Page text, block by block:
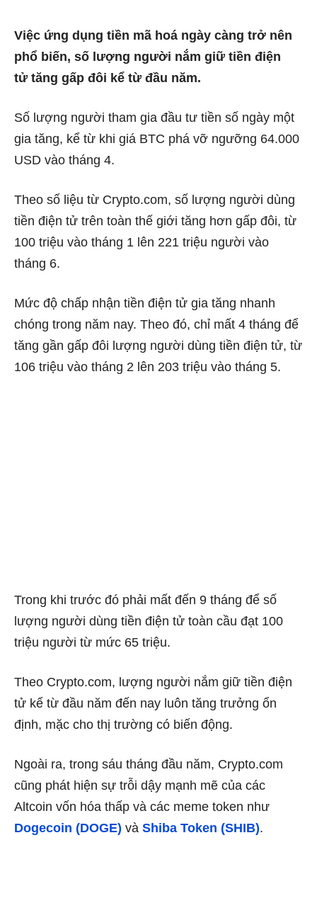
Việc ứng dụng tiền mã hoá ngày càng trở nên
phổ biến, số lượng người nắm giữ tiền điện
tử tăng gấp đôi kể từ đầu năm.
Số lượng người tham gia đầu tư tiền số ngày một
gia tăng, kể từ khi giá BTC phá vỡ ngưỡng 64.000
USD vào tháng 4.
Theo số liệu từ Crypto.com, số lượng người dùng
tiền điện tử trên toàn thế giới tăng hơn gấp đôi, từ
100 triệu vào tháng 1 lên 221 triệu người vào
tháng 6.
Mức độ chấp nhận tiền điện tử gia tăng nhanh
chóng trong năm nay. Theo đó, chỉ mất 4 tháng để
tăng gần gấp đôi lượng người dùng tiền điện tử, từ
106 triệu vào tháng 2 lên 203 triệu vào tháng 5.
Trong khi trước đó phải mất đến 9 tháng để số
lượng người dùng tiền điện tử toàn cầu đạt 100
triệu người từ mức 65 triệu.
Theo Crypto.com, lượng người nắm giữ tiền điện
tử kể từ đầu năm đến nay luôn tăng trưởng ổn
định, mặc cho thị trường có biến động.
Ngoài ra, trong sáu tháng đầu năm, Crypto.com
cũng phát hiện sự trỗi dậy mạnh mẽ của các
Altcoin vốn hóa thấp và các meme token như
Dogecoin (DOGE) và Shiba Token (SHIB).